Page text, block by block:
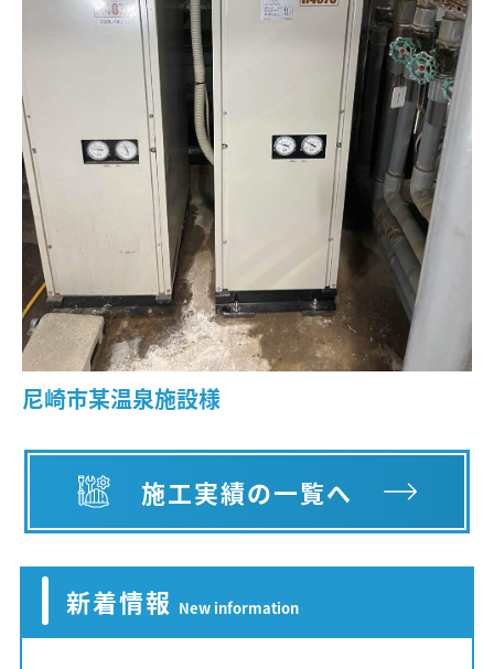
尼崎市某温泉施設様
施工実績の一覧へ
新着情報 New information